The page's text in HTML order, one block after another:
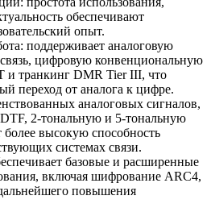
обеспечивают
опыт.
поддерживает аналоговую
цифровую конвенциональную
и транкинг DMR Tier III, что
переход от аналога к цифре.
аналоговых сигналов,
2-тональную и 5-тональную
более высокую способность
системах связи.
базовые и расширенные
включая шифрование ARC4,
повышения